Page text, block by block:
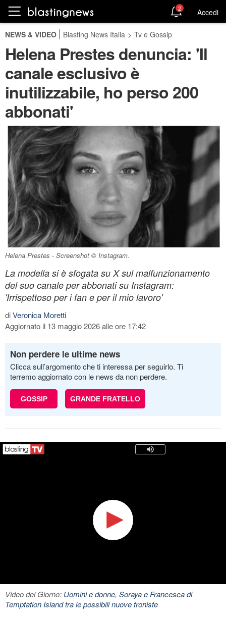
2 Accedi
NEWS & VIDEO Blasting News Italia > Tv e Gossip
Helena Prestes denuncia: 'Il
canale esclusivo è
inutilizzabile, ho perso 200
abbonati'
Helena Prestes - Screenshot © Instagram.
La modella si è sfogata su X sul malfunzionamento
del suo canale per abbonati su Instagram:
'Irrispettoso per i fan e per il mio lavoro'
diVeronica Moretti
Aggiornato il 13 maggio 2026 alle ore 17:42
Non perdere le ultime news
Clicca sull’argomento che ti interessa per seguirlo. Ti
terremo aggiornato con le news da non perdere.
GOSSIP GRANDE FRATELLO
Video del Giorno: Uomini e donne, Soraya e Francesca di
Temptation Island tra le possibili nuove troniste